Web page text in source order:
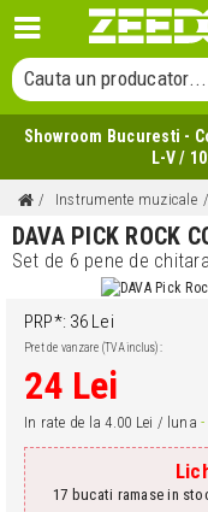
Cauta o categorie...
Cauta un producator...
Cauta un produs...
Showroom Bucuresti -
L-V /
Instrumente muzicale
DAVA PICK ROCK
Set de 6 pene de chitara
PRP*: 36 Lei
Pret de vanzare (TVA inclus):
24 Lei
In rate de la 4.00 Lei / luna
17 bucati ramase in